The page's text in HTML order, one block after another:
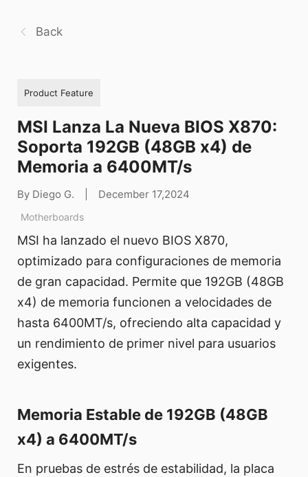
Back
Product Feature
MSI Lanza La Nueva BIOS X870:
Soporta 192GB (48GB x4) de
Memoria a 6400MT/s
By Diego G. December 17,2024
Motherboards
MSI ha lanzado el nuevo BIOS X870,
optimizado para configuraciones de memoria
de gran capacidad. Permite que 192GB (48GB
x4) de memoria funcionen a velocidades de
hasta 6400MT/s, ofreciendo alta capacidad y
un rendimiento de primer nivel para usuarios
exigentes.
Memoria Estable de 192GB (48GB
x4) a 6400MT/s
En pruebas de estrés de estabilidad, la placa